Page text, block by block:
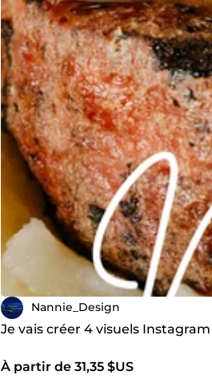
Nannie_Design
Je vais créer 4 visuels
À partir de 31,35 $US